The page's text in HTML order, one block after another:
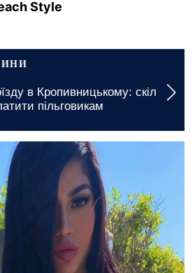
Style
в Житомирській області: про
відомо